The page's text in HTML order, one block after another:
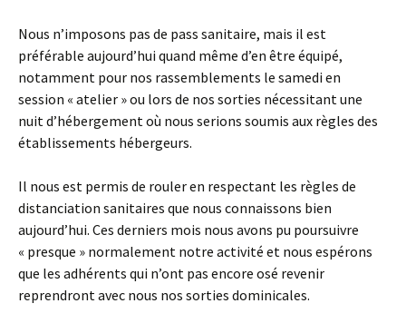
Nous n’imposons pas de pass sanitaire, mais il est
préférable aujourd’hui quand même d’en être équipé,
notamment pour nos rassemblements le samedi en
session « atelier » ou lors de nos sorties nécessitant une
nuit d’hébergement où nous serions soumis aux règles des
établissements hébergeurs.
Il nous est permis de rouler en respectant les règles de
distanciation sanitaires que nous connaissons bien
aujourd’hui. Ces derniers mois nous avons pu poursuivre
« presque » normalement notre activité et nous espérons
que les adhérents qui n’ont pas encore osé revenir
reprendront avec nous nos sorties dominicales.